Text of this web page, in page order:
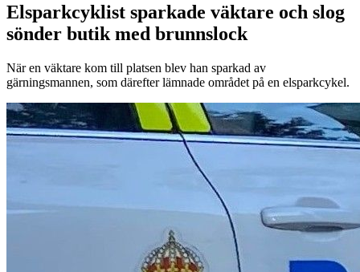
Elsparkcyklist sparkade väktare och slog
sönder butik med brunnslock
När en väktare kom till platsen blev han sparkad av
gärningsmannen, som därefter lämnade området på en elsparkcykel.